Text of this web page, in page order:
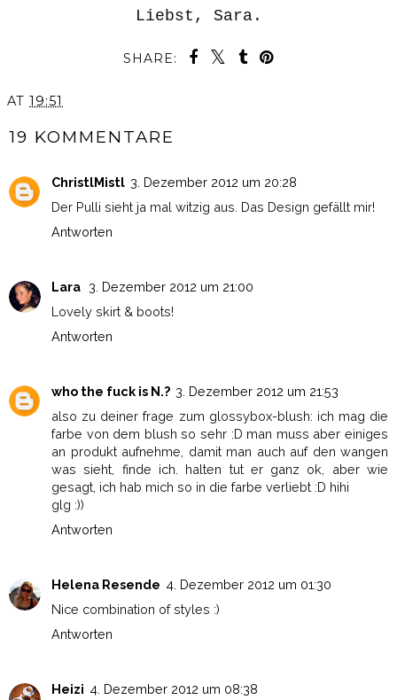
Liebst, Sara.
SHARE:
AT 19:51
19 KOMMENTARE
ChristlMistl 3. Dezember 2012 um 20:28
Der Pulli sieht ja mal witzig aus. Das Design gefällt mir!
Antworten
Lara 3. Dezember 2012 um 21:00
Lovely skirt & boots!
Antworten
who the fuck is N.? 3. Dezember 2012 um 21:53
also zu deiner frage zum glossybox-blush: ich mag die
farbe von dem blush so sehr :D man muss aber einiges
an produkt aufnehme, damit man auch auf den wangen
was sieht, finde ich. halten tut er ganz ok, aber wie
gesagt, ich hab mich so in die farbe verliebt :D hihi
glg :))
Antworten
Helena Resende 4. Dezember 2012 um 01:30
Nice combination of styles :)
Antworten
Heizi 4. Dezember 2012 um 08:38